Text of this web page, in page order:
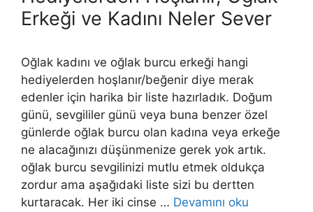
Erkeği ve Kadını Neler Sever
Oğlak kadını ve oğlak burcu erkeği hangi
hediyelerden hoşlanır/beğenir diye merak
edenler için harika bir liste hazırladık. Doğum
günü, sevgililer günü veya buna benzer özel
günlerde oğlak burcu olan kadına veya erkeğe
ne alacağınızı düşünmenize gerek yok artık.
oğlak burcu sevgilinizi mutlu etmek oldukça
zordur ama aşağıdaki liste sizi bu dertten
kurtaracak. Her iki cinse … Devamını oku